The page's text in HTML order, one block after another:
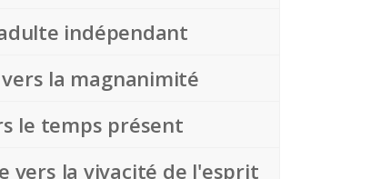
indépendant
la magnanimité
le temps présent
vers la vivacité de l'esprit